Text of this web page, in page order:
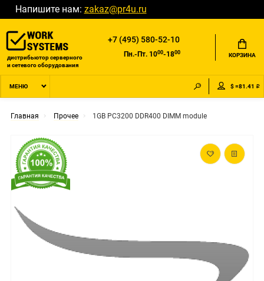
Напишите нам: zakaz@pr4u.ru
дистрибьютор серверного
и сетевого оборудования
+7 (495) 580-52-10
Пн.-Пт. 1000-1800 КОРЗИНА
МЕНЮ $ =81.41 ₽
Главная Прочее 1GB PC3200 DDR400 DIMM module